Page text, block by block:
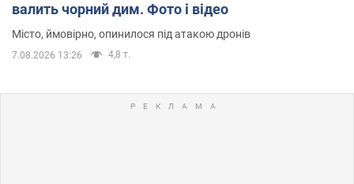
валить чорний дим. Фото і відео
Місто, ймовірно, опинилося під атакою дронів
7.08.2026 13:26 4,8 т.